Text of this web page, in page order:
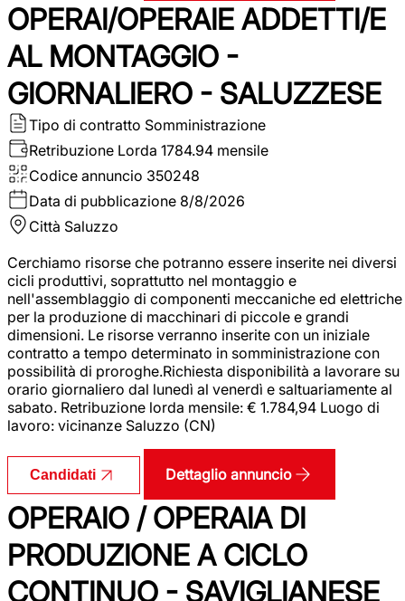
OPERAI/OPERAIE ADDETTI/E
AL MONTAGGIO -
GIORNALIERO - SALUZZESE
Tipo di contratto Somministrazione
Retribuzione Lorda 1784.94 mensile
Codice annuncio 350248
Data di pubblicazione 8/8/2026
Città Saluzzo
Cerchiamo risorse che potranno essere inserite nei diversi
cicli produttivi, soprattutto nel montaggio e
nell'assemblaggio di componenti meccaniche ed elettriche
per la produzione di macchinari di piccole e grandi
dimensioni. Le risorse verranno inserite con un iniziale
contratto a tempo determinato in somministrazione con
possibilità di proroghe.Richiesta disponibilità a lavorare su
orario giornaliero dal lunedì al venerdì e saltuariamente al
sabato. Retribuzione lorda mensile: € 1.784,94 Luogo di
lavoro: vicinanze Saluzzo (CN)
Candidati Dettaglio annuncio
OPERAIO / OPERAIA DI
PRODUZIONE A CICLO
CONTINUO - SAVIGLIANESE